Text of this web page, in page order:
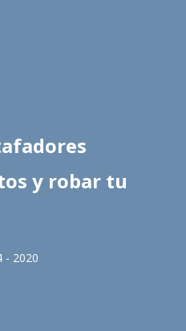
y robar tu
- 2020